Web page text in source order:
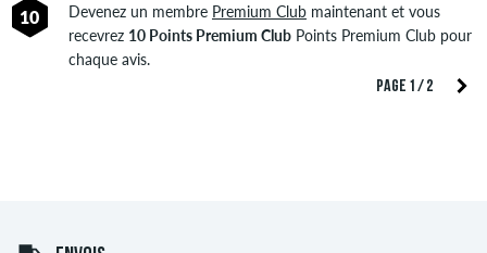
PAGE 1 / 2
10 Devenez un membre Premium Clubmaintenant et vous
recevrez 10 Points Premium ClubPoints Premium Club pour
chaque avis.